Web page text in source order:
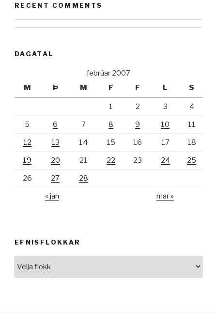
RECENT COMMENTS
DAGATAL
febrúar 2007
M
Þ M F F L S
1 2 3 4
5 6 7 8 9 10 11
12 13 14 15 16 17 18
19 20 21 22 23 24 25
26 27 28
« jan mar »
EFNISFLOKKAR